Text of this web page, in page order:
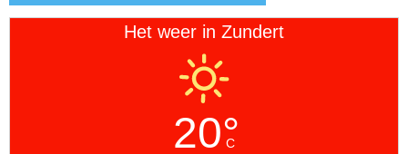
Het weer in Zundert
20°
C